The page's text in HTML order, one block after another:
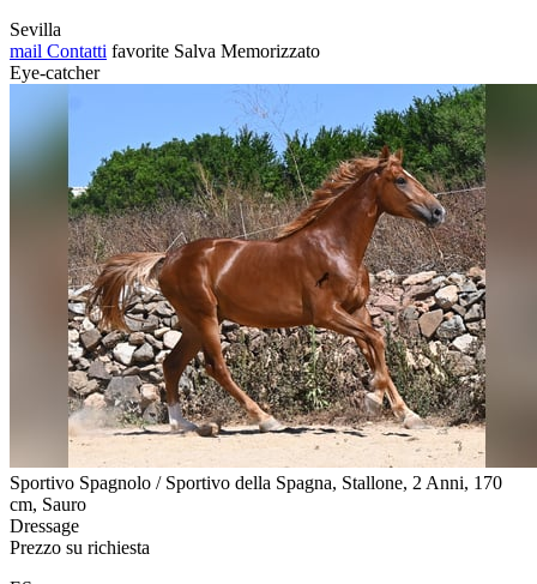
Sevilla
mail Contatti favorite Salva Memorizzato
Eye-catcher
Sportivo Spagnolo / Sportivo della Spagna, Stallone, 2 Anni, 170
cm, Sauro
Dressage
Prezzo su richiesta